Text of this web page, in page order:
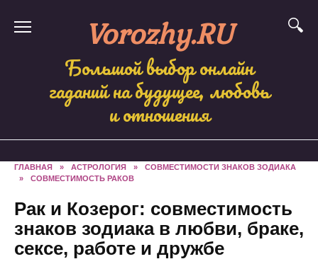
Vorozhy.RU
Большой выбор онлайн
гаданий на будущее, любовь
и отношения
ГЛАВНАЯ » АСТРОЛОГИЯ »
СОВМЕСТИМОСТИ ЗНАКОВ ЗОДИАКА
»
СОВМЕСТИМОСТЬ РАКОВ
Рак и Козерог: совместимость
знаков зодиака в любви, браке,
сексе, работе и дружбе